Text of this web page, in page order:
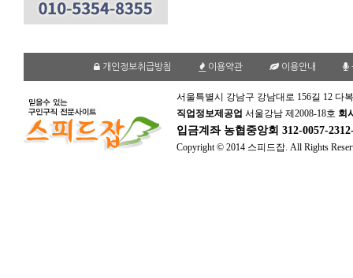
개인정보취급방침 이용약관 이용안내
서울특별시 강남구 강남대로 156길 12 다
직업정보제공업 서울강남 제2008-18호 회
입금계좌 농협중앙회 312-0057-
Copyright © 2014 스피드잡. All Rights